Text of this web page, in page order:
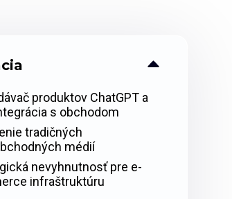
produktov ChatGPT a
s obchodom
tradičných
médií
nevyhnutnosť pre e-
infraštruktúru